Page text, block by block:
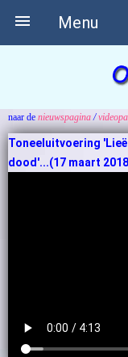
Menu

naar de nieuwspagina/
Toneeluitvoering
dood'...(17 maart